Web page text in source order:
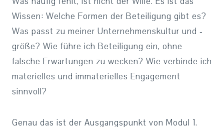
Wissen: Welche Formen der Beteiligung gibt es?
Was passt zu meiner Unternehmenskultur und -
größe? Wie führe ich Beteiligung ein, ohne
falsche Erwartungen zu wecken? Wie verbinde ich
materielles und immaterielles Engagement
sinnvoll?
Genau das ist der Ausgangspunkt von Modul 1.